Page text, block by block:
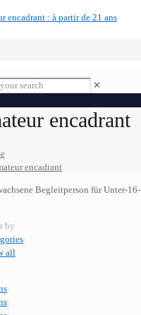
✕
encadrant
encadrant
Begleitperson für Unter-16-
by
all